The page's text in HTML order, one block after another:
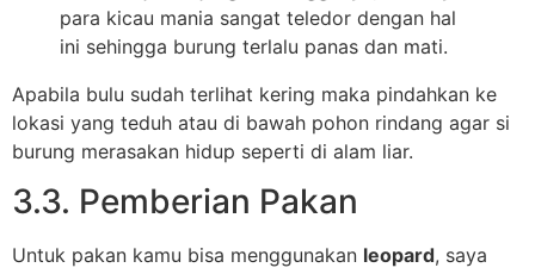
para kicau mania sangat teledor dengan hal
ini sehingga burung terlalu panas dan mati.
Apabila bulu sudah terlihat kering maka pindahkan ke
lokasi yang teduh atau di bawah pohon rindang agar si
burung merasakan hidup seperti di alam liar.
3.3. Pemberian Pakan
Untuk pakan kamu bisa menggunakan leopard, saya